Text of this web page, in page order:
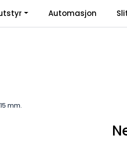
Automasjon
mm.